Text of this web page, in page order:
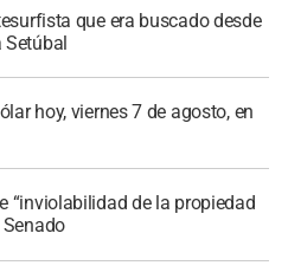
que era buscado desde
Setúbal
hoy, viernes 7 de agosto, en
“inviolabilidad de la propiedad